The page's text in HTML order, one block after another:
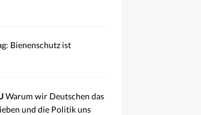
Bienenschutz ist
Warum wir Deutschen das
und die Politik uns